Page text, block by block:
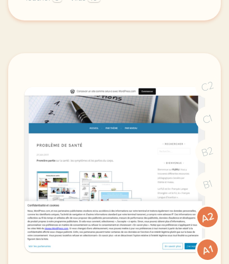
le respect de votre vie privee est une priorite
C2
C1
B2
B1
A2
A1